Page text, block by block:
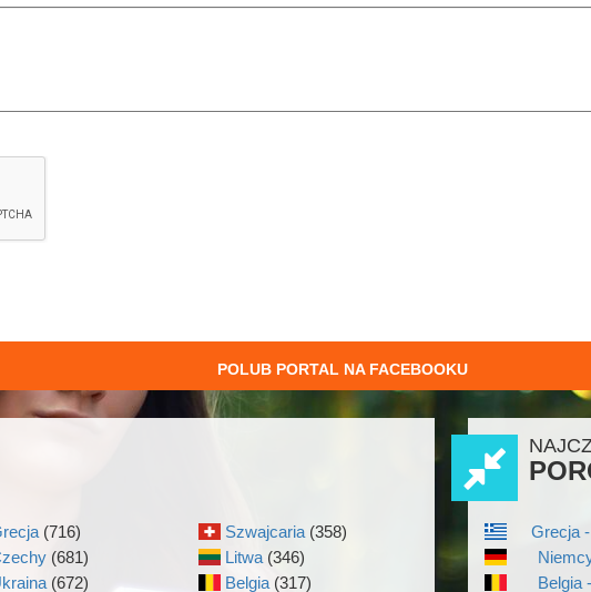
POLUB PORTAL NA FACEBOOKU
(716)
(681)
(672)
Szwajcaria (358)
Litwa (346)
Belgia (317)
Grecja
Belgia